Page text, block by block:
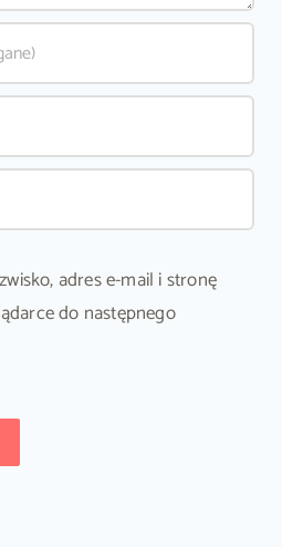
adres e-mail i stronę
do następnego